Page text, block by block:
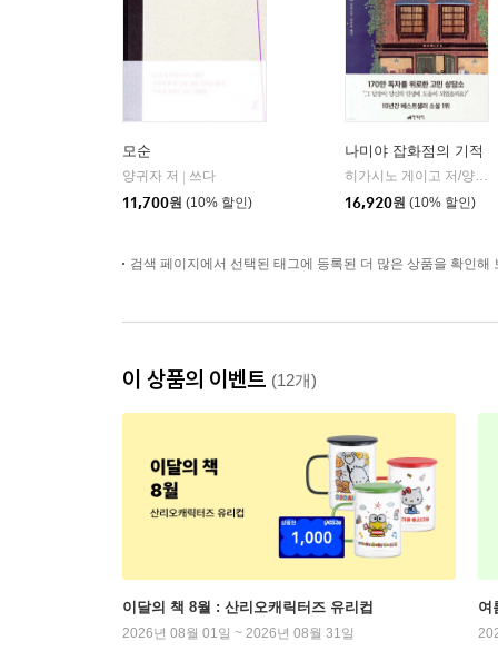
모순
양귀자 저
쓰다
11,700원 (10% 할인)
나미야 잡화점의 기적
히가시노 게이고 저/양윤옥 역
16,920원 (10% 할인)
검색 페이지에서 선택된 태그에 등록된 더 많은 상품을 확인해
이 상품의 이벤트 (12개)
이달의 책 8월 : 산리오캐릭터즈 유리컵
2026년 08월 01일 ~ 2026년 08월 31일
여